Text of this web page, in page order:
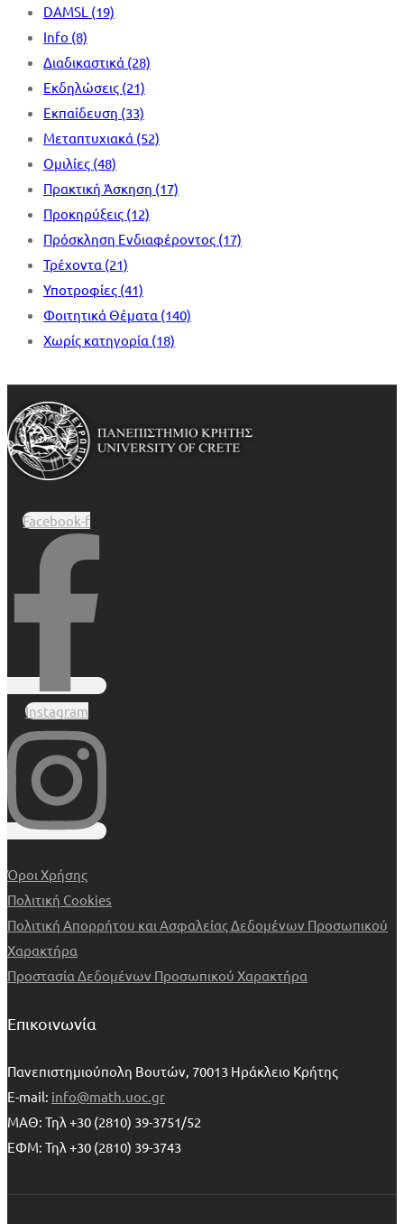
DAMSL (19)
Info (8)
Διαδικαστικά (28)
Εκδηλώσεις (21)
Εκπαίδευση (33)
Μεταπτυχιακά (52)
Ομιλίες (48)
Πρακτική Άσκηση (17)
Προκηρύξεις (12)
Πρόσκληση Ενδιαφέροντος (17)
Τρέχοντα (21)
Υποτροφίες (41)
Φοιτητικά Θέματα (140)
Χωρίς κατηγορία (18)
Facebook-f
Instagram
Όροι Χρήσης
Πολιτική Cookies
Πολιτική Απορρήτου και Ασφαλείας Δεδομένων Προσωπικού
Χαρακτήρα
Προστασία Δεδομένων Προσωπικού Χαρακτήρα
Επικοινωνία
Πανεπιστημιούπολη Βουτών, 70013 Ηράκλειο Κρήτης
E-mail: info@math.uoc.gr
ΜΑΘ: Τηλ +30 (2810) 39-3751/52
ΕΦΜ: Τηλ +30 (2810) 39-3743